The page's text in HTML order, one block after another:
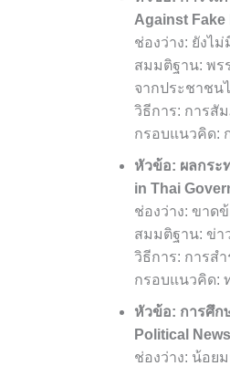
Against Fake
ช่องว่าง: ยังไ
สมมติฐาน: พร
จากประชาชน
วิธีการ: การสั
กรอบแนวคิด:
หัวข้อ: ผลกระ
in Thai
ช่องว่าง: ขาด
สมมติฐาน: ข่า
วิธีการ: การส
กรอบแนวคิด:
หัวข้อ: การศึก
Political
ช่องว่าง: น้อย